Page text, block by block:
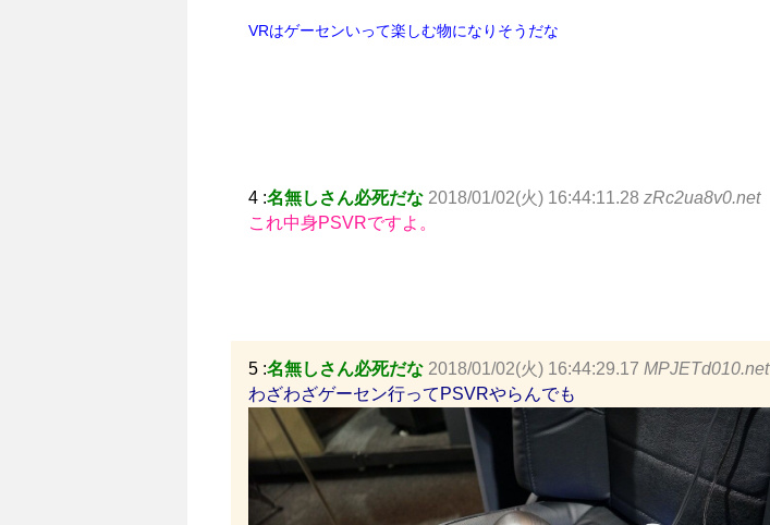
VRはゲーセンいって楽しむ物になりそうだな
4 :名無しさん必死だな 2018/01/02(火) 16:44:11.28 zRc2ua8v0.net
これ中身PSVRですよ。
5 :名無しさん必死だな 2018/01/02(火) 16:44:29.17 MPJETd010.net
わざわざゲーセン行ってPSVRやらんでも